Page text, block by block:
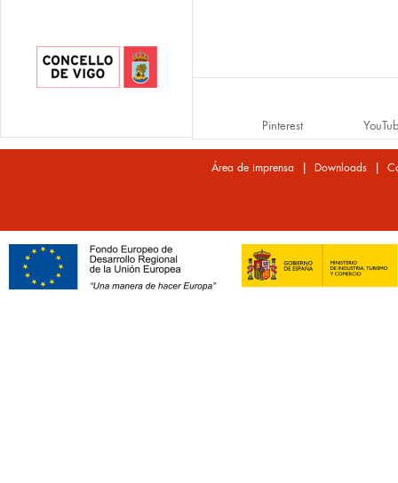
Pinterest
Área de imprensa | Downloads |